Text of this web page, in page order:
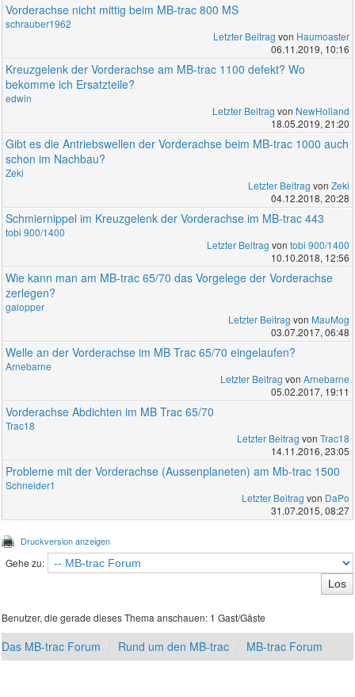
Vorderachse nicht mittig beim MB-trac 800 MS
schrauber1962
Letzter Beitrag von Haumoaster
06.11.2019, 10:16
Kreuzgelenk der Vorderachse am MB-trac 1100 defekt? Wo
bekomme ich Ersatzteile?
edwin
Letzter Beitrag von NewHolland
18.05.2019, 21:20
Gibt es die Antriebswellen der Vorderachse beim MB-trac 1000 auch
schon im Nachbau?
Zeki
Letzter Beitrag von Zeki
04.12.2018, 20:28
Schmiernippel im Kreuzgelenk der Vorderachse im MB-trac 443
tobi 900/1400
Letzter Beitrag von tobi 900/1400
10.10.2018, 12:56
Wie kann man am MB-trac 65/70 das Vorgelege der Vorderachse
zerlegen?
galopper
Letzter Beitrag von MauMog
03.07.2017, 06:48
Welle an der Vorderachse im MB Trac 65/70 eingelaufen?
Arnebarne
Letzter Beitrag von Arnebarne
05.02.2017, 19:11
Vorderachse Abdichten im MB Trac 65/70
Trac18
Letzter Beitrag von Trac18
14.11.2016, 23:05
Probleme mit der Vorderachse (Aussenplaneten) am Mb-trac 1500
Schneider1
Letzter Beitrag von DaPo
31.07.2015, 08:27
Druckversion anzeigen
Gehe zu:
Benutzer, die gerade dieses Thema anschauen: 1 Gast/Gäste
Das MB-trac Forum Rund um den MB-trac MB-trac Forum